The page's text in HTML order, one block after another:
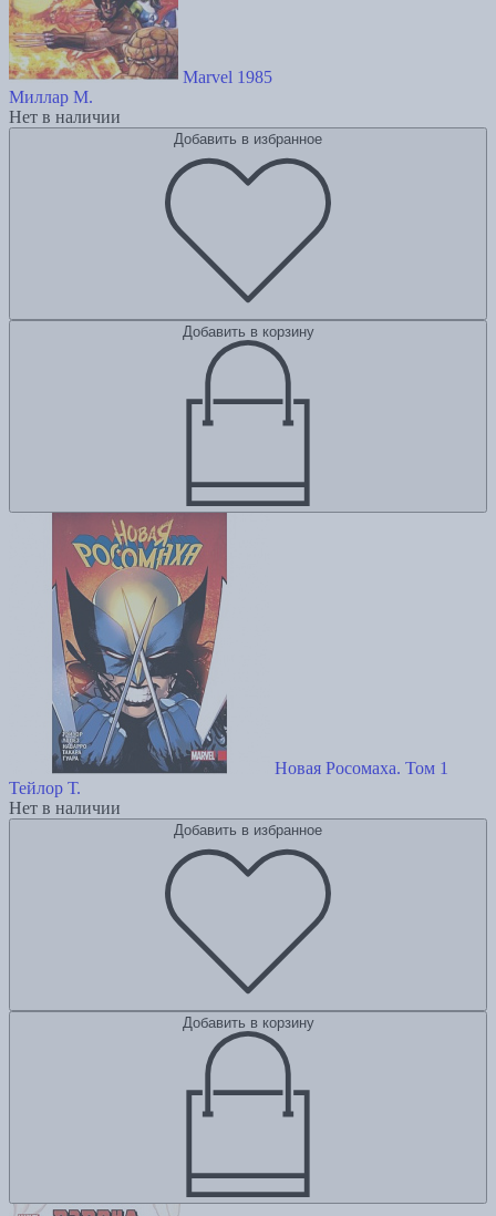
Marvel 1985
Миллар М.
Нет в наличии
Добавить в избранное
Добавить в корзину
Новая Росомаха. Том 1
Тейлор Т.
Нет в наличии
Добавить в избранное
Добавить в корзину